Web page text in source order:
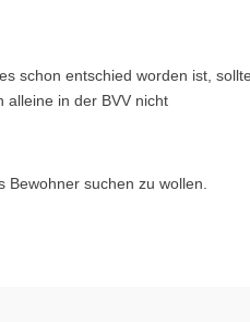
schon entschied worden ist, sollte
alleine in der BVV nicht
suchen zu wollen.